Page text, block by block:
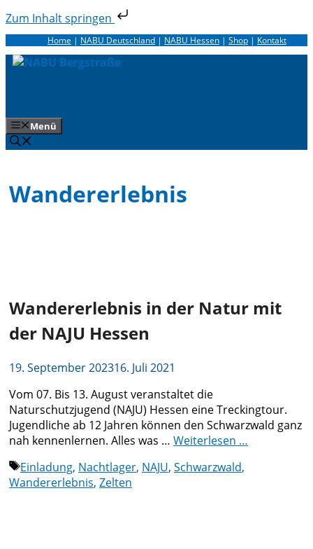
Zum Inhalt springen
Zum
Inhalt
springen
Home | NABU Deutschland | NABU Hessen | Shop | Kontakt
Menü
Wandererlebnis
Wandererlebnis in der Natur mit
der NAJU Hessen
19. September 202316. Juli 2021
Vom 07. Bis 13. August veranstaltet die
Naturschutzjugend (NAJU) Hessen eine Treckingtour.
Jugendliche ab 12 Jahren können den Schwarzwald ganz
nah kennenlernen. Alles was … Weiterlesen …
Schlagwörter
Einladung, Nachtlager, NAJU, Schwarzwald,
Wandererlebnis, Zelten